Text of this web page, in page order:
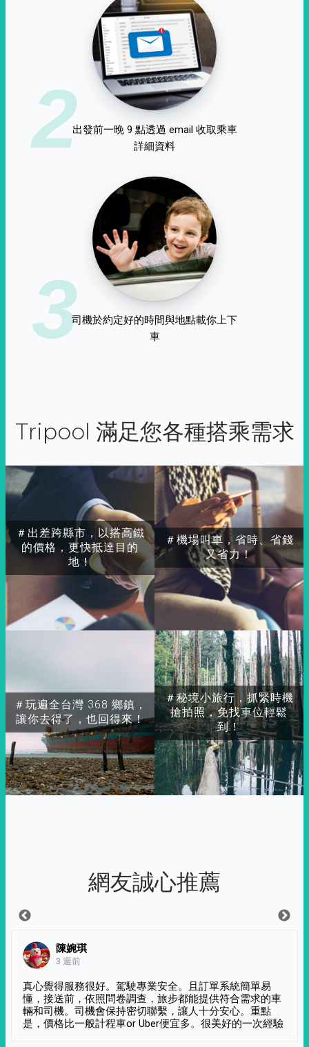
2出發前一晚 9 點透過 email 收取乘車
詳細資料
3司機於約定好的時間與地點載你上下
車
Tripool 滿足您各種搭乘需求
＃出差跨縣市，以搭高鐵
的價格，更快抵達目的
地！
＃玩遍全台灣 368 鄉鎮，
讓你去得了，也回得來！
＃秘境小旅行，抓緊時機
搶拍照，免找車位輕鬆
到！
＃機場叫車，省時、省錢
又省力！
網友誠心推薦
陳婉琪
3 週前
真心覺得服務很好。駕駛專業安全。且訂單系統簡單易
懂，接送前，依照問卷調查，旅步都能提供符合需求的車
輛和司機。司機會保持密切聯繫，讓人十分安心。重點
是，價格比一般計程車or Uber便宜多。很美好的一次經驗